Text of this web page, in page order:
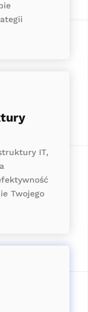
IT,
Twojego